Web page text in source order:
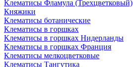
Клематисы Фламула (Трехцветковый)
Княжики
Клематисы ботанические
Клематисы в горшках
Клематисы в горшках Нидерланды
Клематисы в горшках Франция
Клематисы мелкоцветковые
Клематисы Тангутика